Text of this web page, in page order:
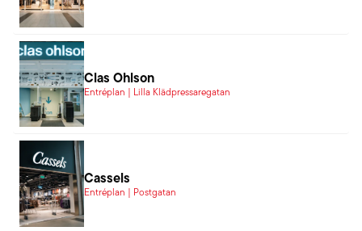
Clas Ohlson
Entréplan | Lilla Klädpressaregatan
Cassels
Entréplan | Postgatan